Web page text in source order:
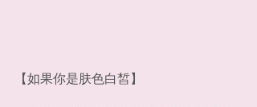
【如果你是肤色白皙】